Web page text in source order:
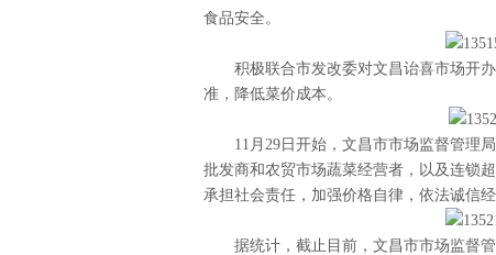
食品安全。
积极联合市发改委对文昌诒喜市场开
准，降低菜价成本。
11月29日开始，文昌市市场监督管理
批发商和农贸市场蔬菜经营者，以及连锁
承担社会责任，加强价格自律，依法诚信
据统计，截止目前，文昌市市场监督